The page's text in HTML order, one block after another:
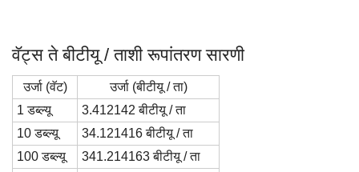
वॅट्स ते बीटीयू / ताशी रूपांतरण सारणी
उर्जा (वॅट)
उर्जा (बीटीयू / ता)
1 डब्ल्यू
3.412142 बीटीयू / ता
10 डब्ल्यू
34.121416 बीटीयू / ता
100 डब्ल्यू
341.214163 बीटीयू / ता